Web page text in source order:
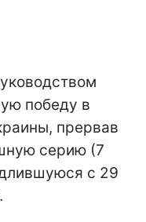
победу в
прервав
серию (7
с 29